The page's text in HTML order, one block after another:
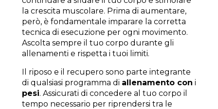
la crescita muscolare. Prima di aumentare,
però, è fondamentale imparare la corretta
tecnica di esecuzione per ogni movimento.
Ascolta sempre il tuo corpo durante gli
allenamenti e rispetta i tuoi limiti.
Il riposo e il recupero sono parte integrante
di qualsiasi programma di allenamento con i
pesi. Assicurati di concedere al tuo corpo il
tempo necessario per riprendersi tra le